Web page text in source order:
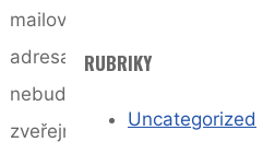
mailová
adresa
nebude
zveřejněna.
RUBRIKY
Uncategorized